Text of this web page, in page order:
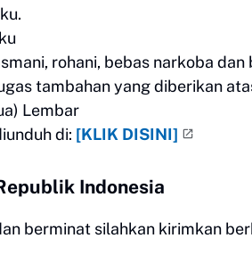
rohani, bebas narkoba
tambahan yang diberikan
Lembar
di: [KLIK DISINI]
Indonesia
berminat silahkan kirimkan